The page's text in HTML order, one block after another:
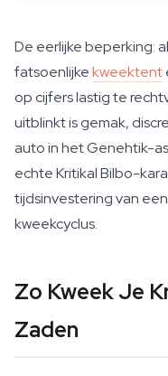
De eerlijke beperking:
fatsoenlijkekweektent
op cijfers lastig te
uitblinkt is gemak,
auto in het Genehtik-
echte Kritikal Bilbo-
tijdsinvestering van
kweekcyclus.
Zo Kweek Je
Zaden